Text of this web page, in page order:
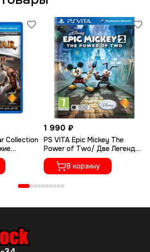
Collection
1 990 ₽
PS VITA Epic Mickey The
Power of Two/ Две Легенды
(Б/У, Полностью на русском
языке, PCSF-00308)
В корзину